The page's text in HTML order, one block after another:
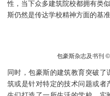
性，当下众多建筑院校都拥有类
斯仍然是传达学校精神方面的基准
包豪斯杂志及书刊
同时，包豪斯的建筑教育突破
筑或是针对特定的技术问题或